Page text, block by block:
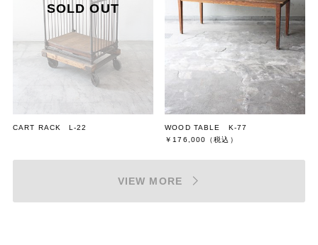
CART RACK L-22
WOOD TABLE K-77
￥176,000
（税込）
VIEW MORE